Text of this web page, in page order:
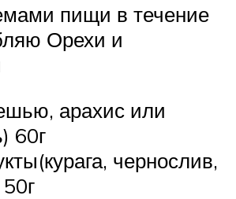
пищи в течение
Орехи и
арахис или
60г
чернослив,